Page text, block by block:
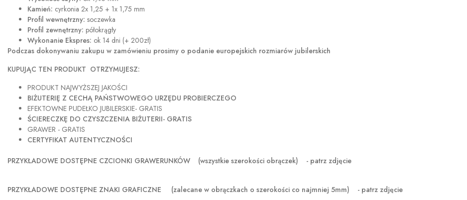
Kamień: cyrkonia 2x 1,25 + 1x 1,75 mm
Profil wewnętrzny: soczewka
Profil zewnętrzny: półokrągły
Wykonanie Ekspres: ok 14 dni (+ 200zł)
Podczas dokonywaniu zakupu w zamówieniu prosimy o podanie europejskich rozmiarów jubilerskich
KUPUJĄC TEN PRODUKT OTRZYMUJESZ:
PRODUKT NAJWYŻSZEJ JAKOŚCI
BIŻUTERIĘ Z CECHĄ PAŃSTWOWEGO URZĘDU PROBIERCZEGO
EFEKTOWNE PUDEŁKO JUBILERSKIE- GRATIS
ŚCIERECZKĘ DO CZYSZCZENIA BIŻUTERII- GRATIS
GRAWER - GRATIS
CERTYFIKAT AUTENTYCZNOŚCI
PRZYKŁADOWE DOSTĘPNE CZCIONKI GRAWERUNKÓW (wszystkie szerokości obrączek) - patrz zdjęcie
PRZYKŁADOWE DOSTĘPNE ZNAKI GRAFICZNE (zalecane w obrączkach o szerokości co najmniej 5mm) - patrz zdjęcie